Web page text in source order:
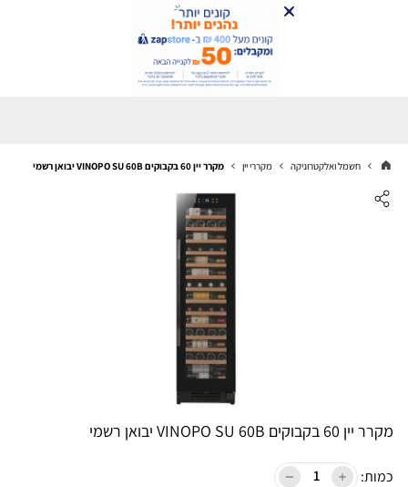
חשמל ואלקטרוניקה מקררי יין מקרר יין 60 בקבוקים VINOPO SU 60B יבואן רשמי
מקרר יין 60 בקבוקים VINOPO SU 60B יבואן רשמי
כמות: